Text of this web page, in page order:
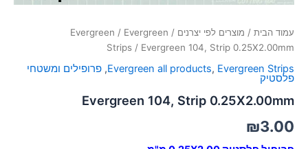
עמוד הבית / מוצרים לפי יצרנים /
Evergreen / Evergreen
Strips / Evergreen 104, Strip 0.25X2.00mm
Evergreen all products, Evergreen Strips
, פרופילים ומשטחי
פלסטיק
Evergreen 104, Strip 0.25X2.00mm
₪3.00